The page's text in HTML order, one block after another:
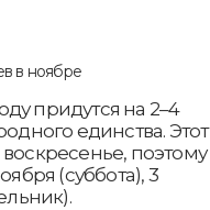
придутся на 2–4
единства. Этот
поэтому
(суббота), 3